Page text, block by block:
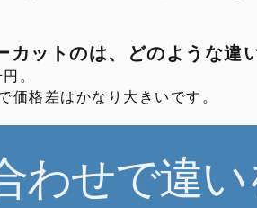
カットのは、どのような違
。
格差はかなり大きいです。
わせで違